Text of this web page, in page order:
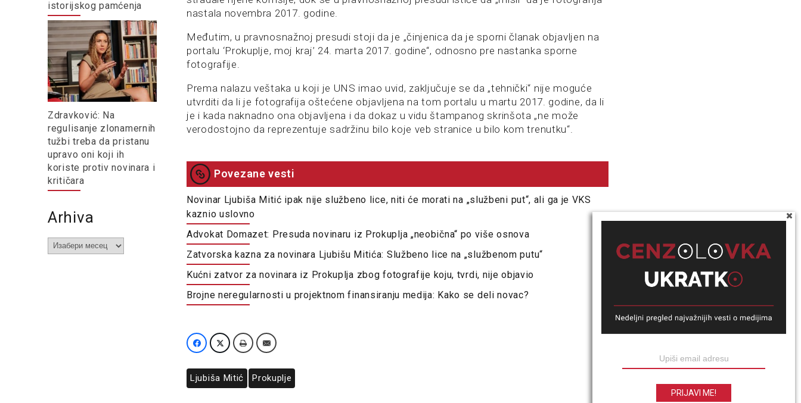
istorijskog pamćenja
Zdravković: Na
regulisanje zlonamernih
tužbi treba da pristanu
upravo oni koji ih
koriste protiv novinara i
kritičara
Arhiva
Arhiva
nastala novembra 2017. godine.
Međutim, u pravnosnažnoj presudi stoji da je „činjenica da je sporni članak objavljen na
portalu ‘Prokuplje, moj kraj’ 24. marta 2017. godine“, odnosno pre nastanka sporne
fotografije.
Prema nalazu veštaka u koji je UNS imao uvid, zaključuje se da „tehnički“ nije moguće
utvrditi da li je fotografija oštećene objavljena na tom portalu u martu 2017. godine, da li
je i kada naknadno ona objavljena i da dokaz u vidu štampanog skrinšota „ne može
verodostojno da reprezentuje sadržinu bilo koje veb stranice u bilo kom trenutku“.
Povezane vesti
Novinar Ljubiša Mitić ipak nije službeno lice, niti će morati na „službeni put“, ali ga je VKS
kaznio uslovno
Advokat Domazet: Presuda novinaru iz Prokuplja „neobična“ po više osnova
Zatvorska kazna za novinara Ljubišu Mitića: Službeno lice na „službenom putu“
Kućni zatvor za novinara iz Prokuplja zbog fotografije koju, tvrdi, nije objavio
Brojne neregularnosti u projektnom finansiranju medija: Kako se deli novac?
Ljubiša Mitić Prokuplje